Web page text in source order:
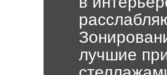
лучшие